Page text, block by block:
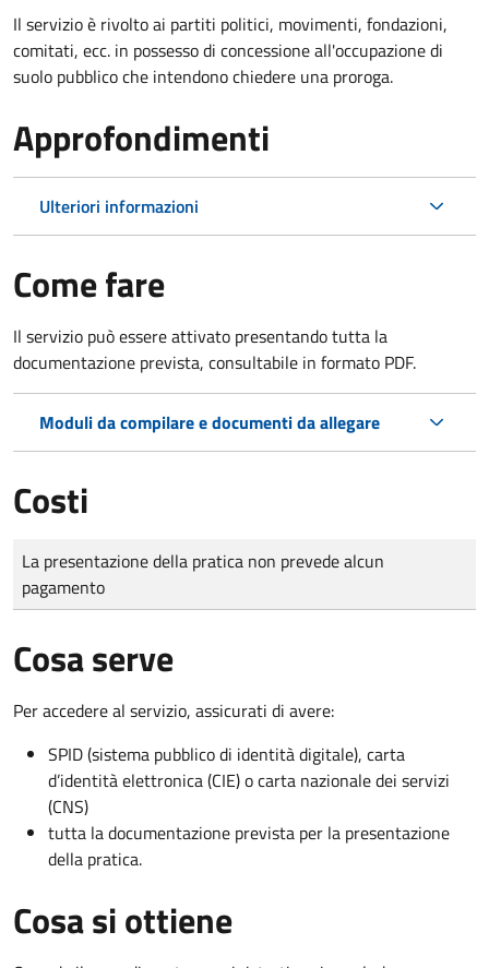
Il servizio è rivolto ai partiti politici, movimenti, fondazioni,
comitati, ecc. in possesso di concessione all'occupazione di
suolo pubblico che intendono chiedere una proroga.
Approfondimenti
Ulteriori informazioni
Come fare
Il servizio può essere attivato presentando tutta la
documentazione prevista, consultabile in formato PDF.
Moduli da compilare e documenti da allegare
Costi
Tipo di pagamento
Importo
La presentazione della pratica non prevede alcun
pagamento
Cosa serve
Per accedere al servizio, assicurati di avere:
SPID (sistema pubblico di identità digitale), carta
d’identità elettronica (CIE) o carta nazionale dei servizi
(CNS)
tutta la documentazione prevista per la presentazione
della pratica.
Cosa si ottiene